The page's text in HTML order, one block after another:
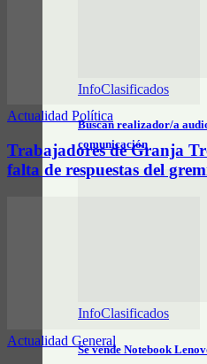
InfoClasificados
Buscan realizador/a
comunicación
InfoClasificados
Se vende Notebook
Actualidad Política
Trabajadores de Granja
falta de respuestas del
Actualidad General